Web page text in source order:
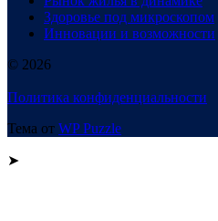
Здоровье под микроскопом
Инновации и возможности
© 2026
Политика конфиденциальности
Тема от WP Puzzle
➤